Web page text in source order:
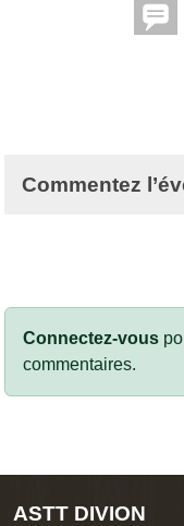
Commentez
Connectez-vous
commentaires.
ASTT DIVION